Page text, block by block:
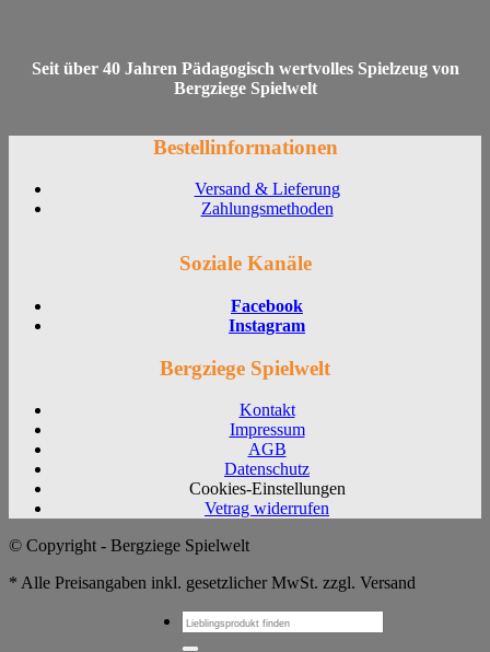
Seit über 40 Jahren Pädagogisch wertvolles Spielzeug von
Bergziege Spielwelt
Bestellinformationen
Versand & Lieferung
Zahlungsmethoden
Soziale Kanäle
Facebook
Instagram
Bergziege Spielwelt
Kontakt
Impressum
AGB
Datenschutz
Cookies-Einstellungen
Vetrag widerrufen
© Copyright - Bergziege Spielwelt
* Alle Preisangaben inkl. gesetzlicher MwSt. zzgl. Versand
Suchen